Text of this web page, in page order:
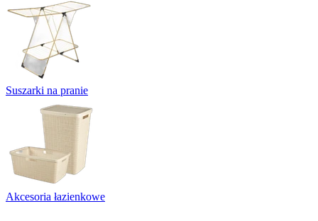
Suszarki na pranie
Akcesoria łazienkowe